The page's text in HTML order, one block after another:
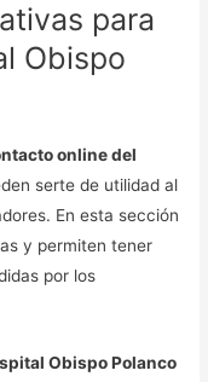
para
Obispo
online del
serte de utilidad al
En esta sección
y permiten tener
por los
Obispo Polanco